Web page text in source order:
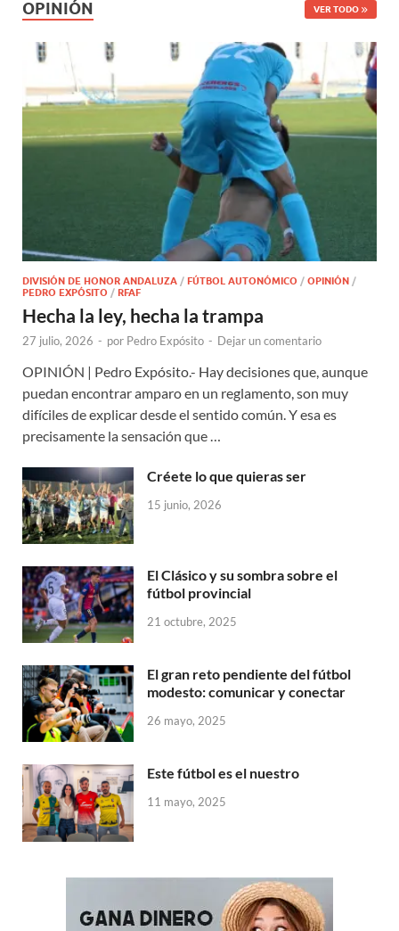
OPINIÓN VER TODO
DIVISIÓN DE HONOR ANDALUZA / FÚTBOL AUTONÓMICO / OPINIÓN /
PEDRO EXPÓSITO / RFAF
Hecha la ley, hecha la trampa
27 julio, 2026 - por Pedro Expósito - Dejar un comentario
OPINIÓN | Pedro Expósito.- Hay decisiones que, aunque
puedan encontrar amparo en un reglamento, son muy
difíciles de explicar desde el sentido común. Y esa es
precisamente la sensación que …
Créete lo que quieras ser
15 junio, 2026
El Clásico y su sombra sobre el
fútbol provincial
21 octubre, 2025
El gran reto pendiente del fútbol
modesto: comunicar y conectar
26 mayo, 2025
Este fútbol es el nuestro
11 mayo, 2025